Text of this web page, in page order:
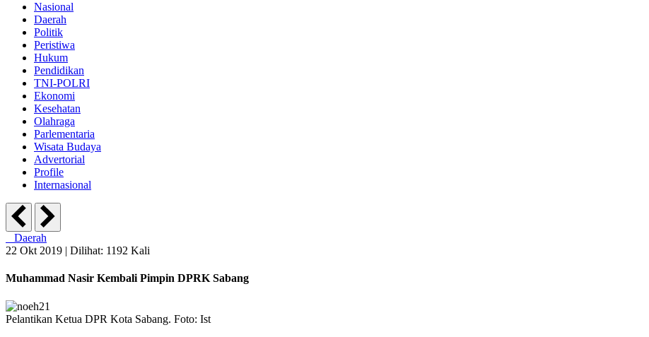
Nasional
Daerah
Politik
Peristiwa
Hukum
Pendidikan
TNI-POLRI
Ekonomi
Kesehatan
Olahraga
Parlementaria
Wisata Budaya
Advertorial
Profile
Internasional
Daerah
22 Okt 2019 | Dilihat: 1192 Kali
Muhammad Nasir Kembali Pimpin DPRK Sabang
Pelantikan Ketua DPR Kota Sabang. Foto: Ist